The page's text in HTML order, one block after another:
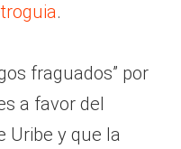
.
fraguados” por
a favor del
Uribe y que la